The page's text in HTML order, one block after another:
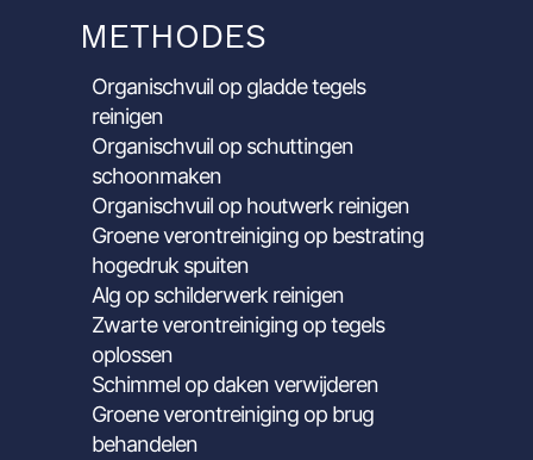
METHODES
Organischvuil op gladde tegels
reinigen
Organischvuil op schuttingen
schoonmaken
Organischvuil op houtwerk reinigen
Groene verontreiniging op bestrating
hogedruk spuiten
Alg op schilderwerk reinigen
Zwarte verontreiniging op tegels
oplossen
Schimmel op daken verwijderen
Groene verontreiniging op brug
behandelen